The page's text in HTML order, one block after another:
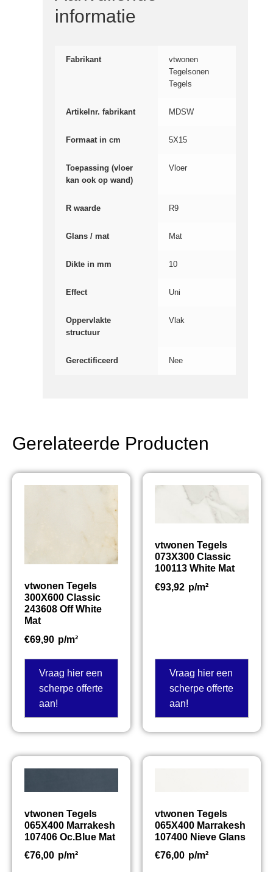
informatie
Fabrikant
vtwonen
Tegelsonen
Tegels
Artikelnr. fabrikant MDSW
Formaat in cm 5X15
Toepassing (vloer
kan ook op wand)
Vloer
R waarde R9
Glans / mat Mat
Dikte in mm 10
Effect Uni
Oppervlakte
structuur
Vlak
Gerectificeerd Nee
Gerelateerde Producten
vtwonen Tegels
300X600 Classic
243608 Off White
Mat
€69,90 p/m²
Vraag hier een
scherpe offerte
aan!
vtwonen Tegels
073X300 Classic
100113 White Mat
€93,92 p/m²
Vraag hier een
scherpe offerte
aan!
vtwonen Tegels
065X400 Marrakesh
107406 Oc.Blue Mat
€76,00 p/m²
vtwonen Tegels
065X400 Marrakesh
107400 Nieve Glans
€76,00 p/m²